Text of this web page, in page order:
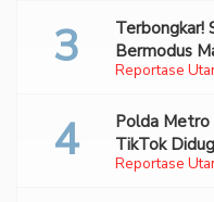
Reportase
Terbongkar!
Bermodus
Reportase
Polda Metro
TikTok
Turunkan